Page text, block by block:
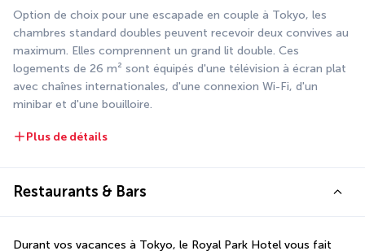
Option de choix pour une escapade en couple à Tokyo, les
chambres standard doubles peuvent recevoir deux convives au
maximum. Elles comprennent un grand lit double. Ces
logements de 26 m² sont équipés d'une télévision à écran plat
avec chaînes internationales, d'une connexion Wi-Fi, d'un
minibar et d'une bouilloire.
Plus de détails
Restaurants & Bars
Durant vos vacances à Tokyo, le Royal Park Hotel vous fait